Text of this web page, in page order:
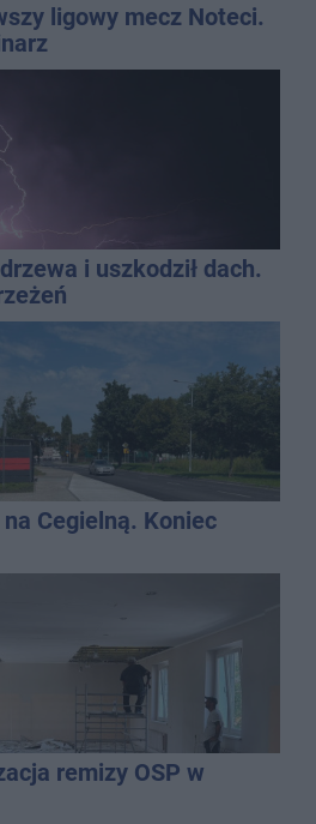
ligowy mecz Noteci.
i uszkodził dach.
Cegielną. Koniec
remizy OSP w